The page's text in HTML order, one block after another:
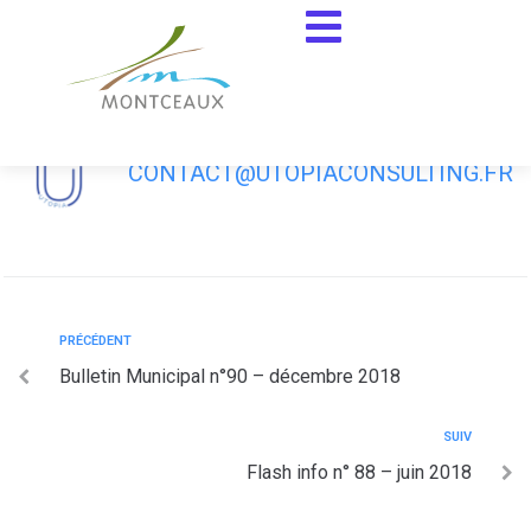
Flash info n° 89 – septembre 2018
CONTACT@UTOPIACONSULTING.FR
PRÉCÉDENT
Bulletin Municipal n°90 – décembre 2018
SUIV
Flash info n° 88 – juin 2018